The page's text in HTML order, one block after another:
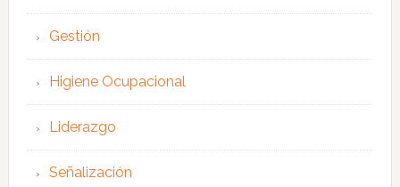
Gestión
Higiene Ocupacional
Liderazgo
Señalización